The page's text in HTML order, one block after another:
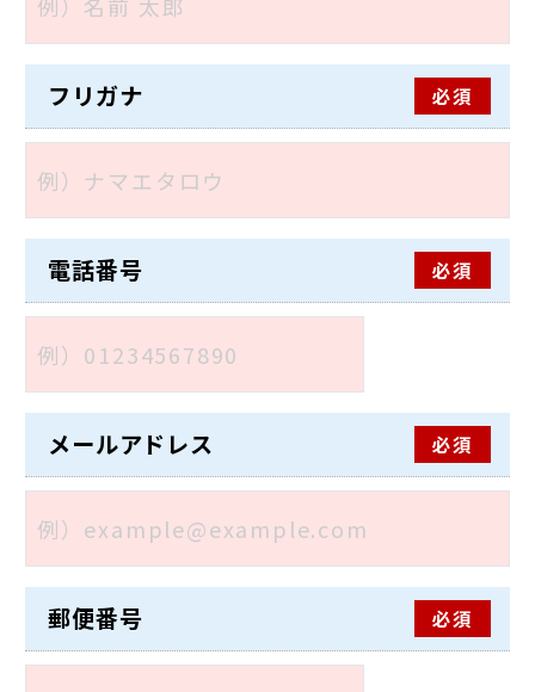
フリガナ 必須
電話番号 必須
メールアドレス 必須
郵便番号 必須